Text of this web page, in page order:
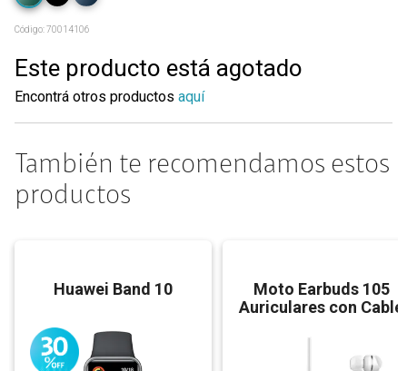
Código:70014106
Este producto está agotado
Encontrá otros productos aquí
También te recomendamos estos
productos
Huawei Band 10
Moto Earbuds 105
Auriculares con Cable